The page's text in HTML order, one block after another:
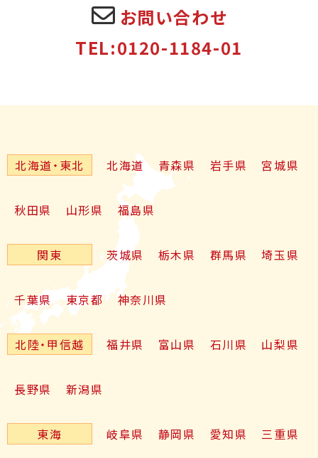
お問い合わせ
TEL:0120-1184-01
北海道・東北 北海道 青森県 岩手県 宮城県
秋田県 山形県 福島県
関東 茨城県 栃木県 群馬県 埼玉県
千葉県 東京都 神奈川県
北陸・甲信越 福井県 富山県 石川県 山梨県
長野県 新潟県
東海 岐阜県 静岡県 愛知県 三重県